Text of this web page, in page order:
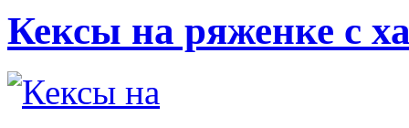
Кексы на ряженке с